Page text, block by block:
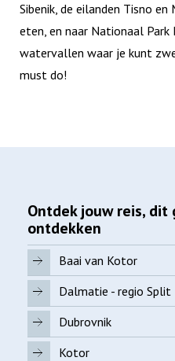
Sibenik, de eilanden Tisno
eten, en naar Nationaal Park
watervallen waar je kunt
must do!
Ontdek jouw reis, dit
ontdekken
Baai van Kotor
Dalmatie - regio Split
Dubrovnik
Kotor